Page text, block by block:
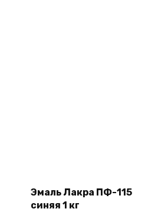
Эмаль Лакра ПФ-115
синяя 1 кг